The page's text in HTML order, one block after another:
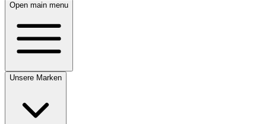
Open main menu
Unsere Marken